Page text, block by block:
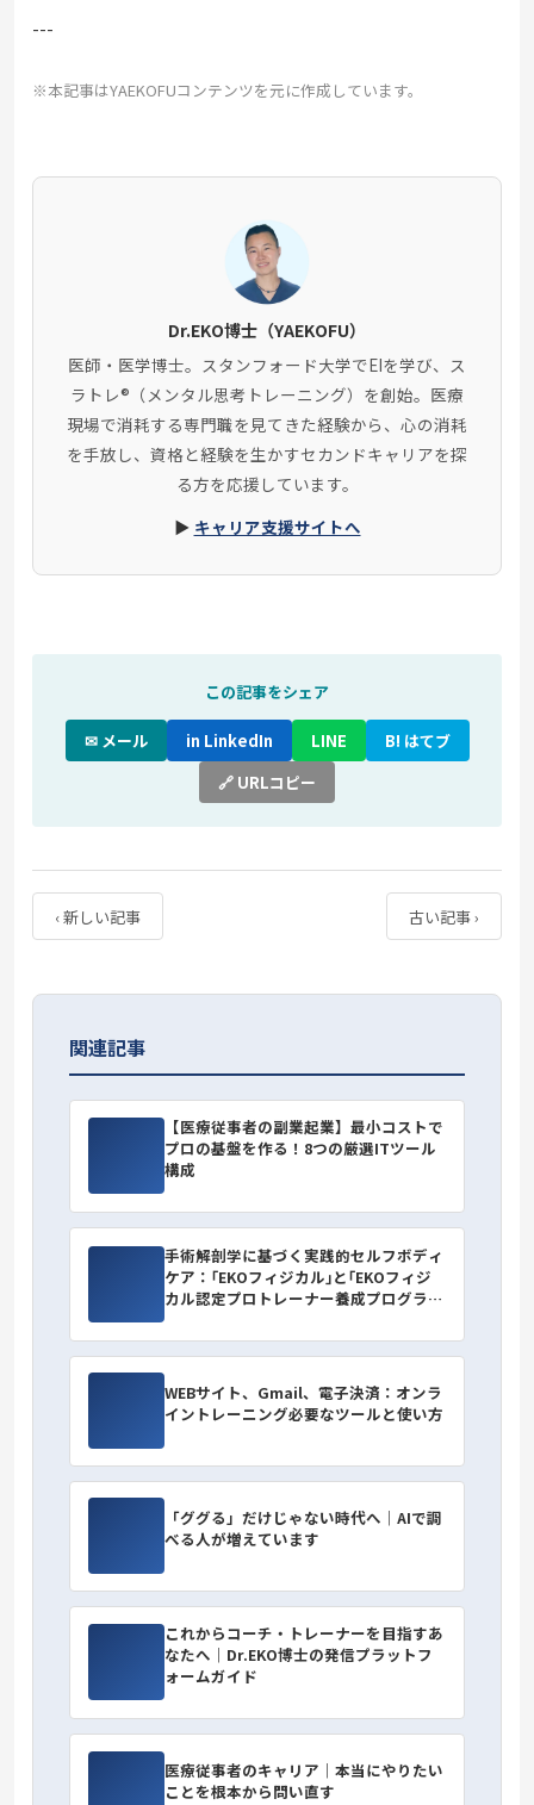
---
※本記事はYAEKOFUコンテンツを元に作成しています。
Dr.EKO博士（YAEKOFU）
医師・医学博士。スタンフォード大学でEIを学び、ス
ラトレ®（メンタル思考トレーニング）を創始。医療
現場で消耗する専門職を見てきた経験から、心の消耗
を手放し、資格と経験を生かすセカンドキャリアを探
る方を応援しています。
▶ キャリア支援サイトへ
この記事をシェア
✉ メール in LinkedIn LINE
B! はてブ
🔗 URLコピー
‹ 新しい記事 古い記事 ›
関連記事
【医療従事者の副業起業】最小コストで
プロの基盤を作る！8つの厳選ITツール
構成
手術解剖学に基づく実践的セルフボディ
ケア：｢EKOフィジカル｣と｢EKOフィジ
カル認定プロトレーナー養成プログラ
WEBサイト、Gmail、電子決済：オンラ
イントレーニング必要なツールと使い方
「ググる」だけじゃない時代へ｜AIで調
べる人が増えています
これからコーチ・トレーナーを目指すあ
なたへ｜Dr.EKO博士の発信プラットフ
ォームガイド
医療従事者のキャリア｜本当にやりたい
ことを根本から問い直す